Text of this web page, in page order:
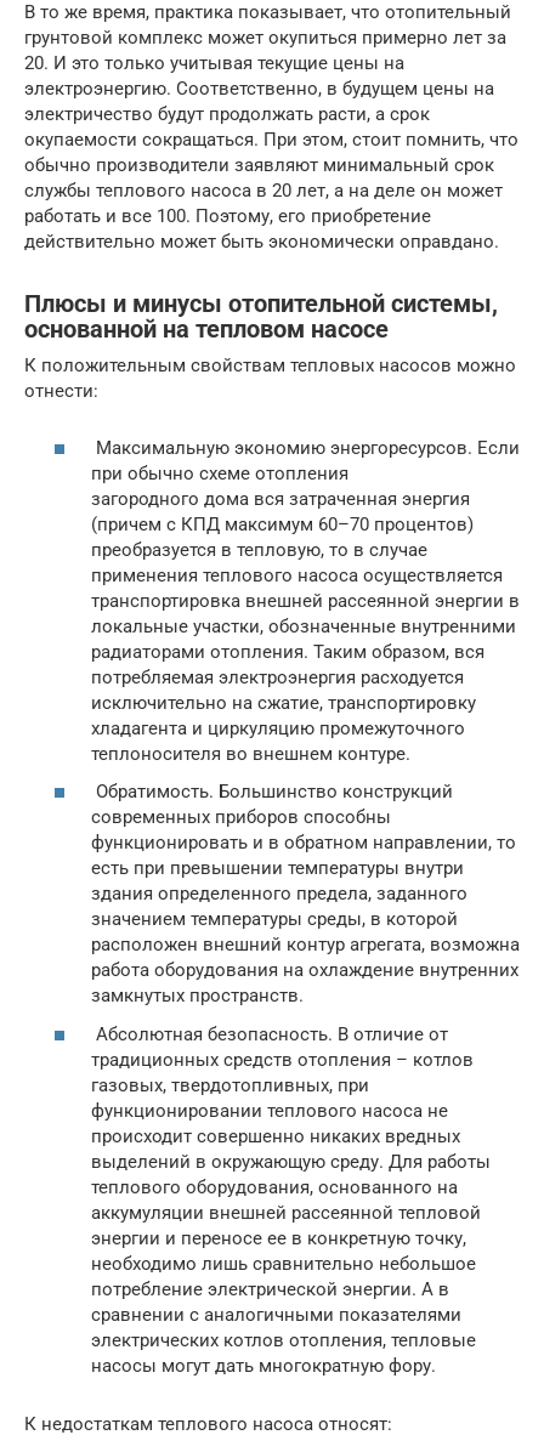
В то же время, практика показывает, что отопительный
грунтовой комплекс может окупиться примерно лет за
20. И это только учитывая текущие цены на
электроэнергию. Соответственно, в будущем цены на
электричество будут продолжать расти, а срок
окупаемости сокращаться. При этом, стоит помнить, что
обычно производители заявляют минимальный срок
службы теплового насоса в 20 лет, а на деле он может
работать и все 100. Поэтому, его приобретение
действительно может быть экономически оправдано.
Плюсы и минусы отопительной системы,
основанной на тепловом насосе
К положительным свойствам тепловых насосов можно
отнести:
Максимальную экономию энергоресурсов. Если
при обычно схеме отопления
загородного дома вся затраченная энергия
(причем с КПД максимум 60–70 процентов)
преобразуется в тепловую, то в случае
применения теплового насоса осуществляется
транспортировка внешней рассеянной энергии в
локальные участки, обозначенные внутренними
радиаторами отопления. Таким образом, вся
потребляемая электроэнергия расходуется
исключительно на сжатие, транспортировку
хладагента и циркуляцию промежуточного
теплоносителя во внешнем контуре.
Обратимость. Большинство конструкций
современных приборов способны
функционировать и в обратном направлении, то
есть при превышении температуры внутри
здания определенного предела, заданного
значением температуры среды, в которой
расположен внешний контур агрегата, возможна
работа оборудования на охлаждение внутренних
замкнутых пространств.
Абсолютная безопасность. В отличие от
традиционных средств отопления – котлов
газовых, твердотопливных, при
функционировании теплового насоса не
происходит совершенно никаких вредных
выделений в окружающую среду. Для работы
теплового оборудования, основанного на
аккумуляции внешней рассеянной тепловой
энергии и переносе ее в конкретную точку,
необходимо лишь сравнительно небольшое
потребление электрической энергии. А в
сравнении с аналогичными показателями
электрических котлов отопления, тепловые
насосы могут дать многократную фору.
К недостаткам теплового насоса относят: